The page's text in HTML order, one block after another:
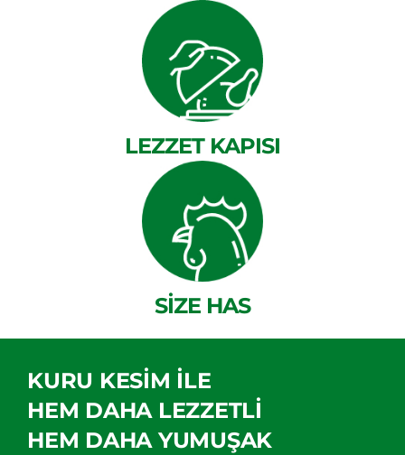
LEZZET KAPISI
SİZE HAS
KURU KESİM İLE
HEM DAHA LEZZETLİ
HEM DAHA YUMUŞAK